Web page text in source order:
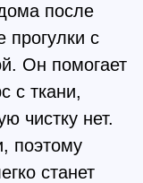
после
прогулки с
Он помогает
с ткани,
чистку нет.
поэтому
станет